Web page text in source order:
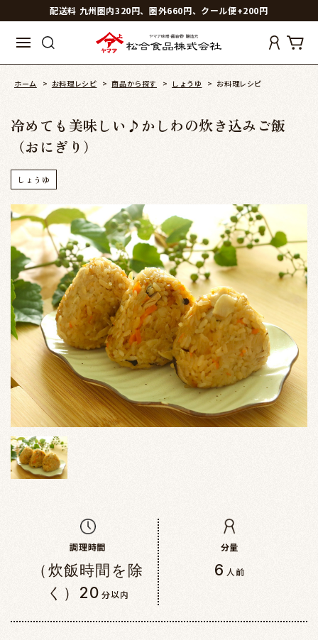
配送料 九州圏内320円、圏外660円、クール便+200円
ホーム > お料理レシピ > 商品から探す > しょうゆ > お料理レシピ
冷めても美味しい♪かしわの炊き込みご飯
（おにぎり）
しょうゆ
調理時間
（炊飯時間を除
く）20 分以内
分量
6 人前